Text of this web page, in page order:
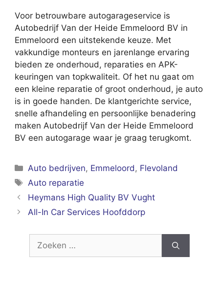
Voor betrouwbare autogarageservice is
Autobedrijf Van der Heide Emmeloord BV in
Emmeloord een uitstekende keuze. Met
vakkundige monteurs en jarenlange ervaring
bieden ze onderhoud, reparaties en APK-
keuringen van topkwaliteit. Of het nu gaat om
een kleine reparatie of groot onderhoud, je auto
is in goede handen. De klantgerichte service,
snelle afhandeling en persoonlijke benadering
maken Autobedrijf Van der Heide Emmeloord
BV een autogarage waar je graag terugkomt.
Categorieën
Auto bedrijven, Emmeloord, Flevoland
Tags
Auto reparatie
Heymans High Quality BV Vught
All-In Car Services Hoofddorp
Zoek